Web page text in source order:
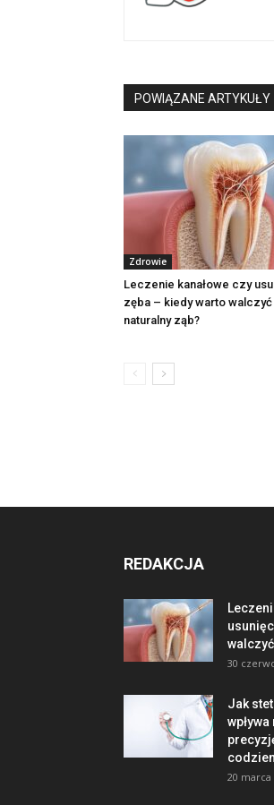
POWIĄZANE ARTYKUŁY
Zdrowie
Leczenie kanałowe czy
zęba – kiedy warto walczyć
naturalny ząb?
REDAKCJA
30
Jak
20 marca